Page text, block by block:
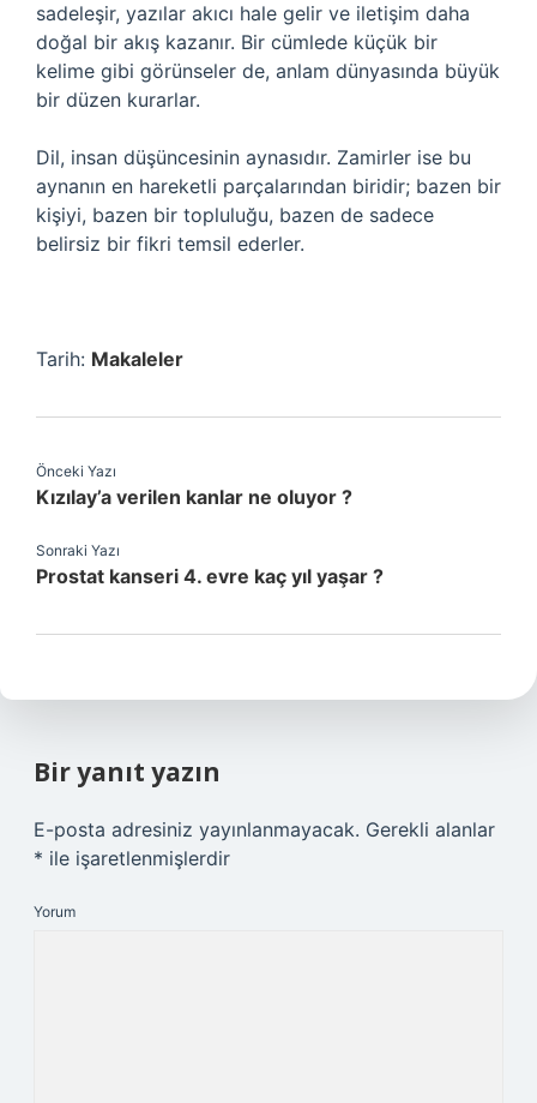
sadeleşir, yazılar akıcı hale gelir ve iletişim daha
doğal bir akış kazanır. Bir cümlede küçük bir
kelime gibi görünseler de, anlam dünyasında büyük
bir düzen kurarlar.
Dil, insan düşüncesinin aynasıdır. Zamirler ise bu
aynanın en hareketli parçalarından biridir; bazen bir
kişiyi, bazen bir topluluğu, bazen de sadece
belirsiz bir fikri temsil ederler.
Tarih: Makaleler
Önceki Yazı
Kızılay’a verilen kanlar ne oluyor ?
Sonraki Yazı
Prostat kanseri 4. evre kaç yıl yaşar ?
Bir yanıt yazın
E-posta adresiniz yayınlanmayacak. Gerekli alanlar
* ile işaretlenmişlerdir
Yorum